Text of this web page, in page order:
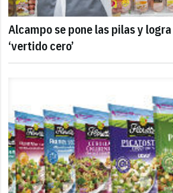
Alcampo se pone las pilas y
‘vertido cero’